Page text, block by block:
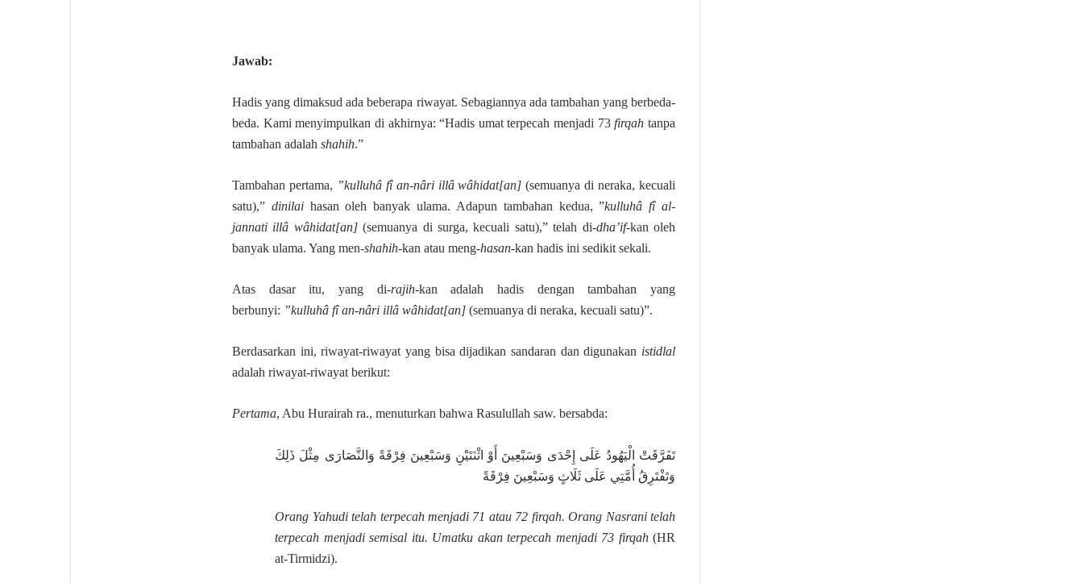
Jawab:
Hadis yang dimaksud ada beberapa riwayat. Sebagiannya ada tambahan yang berbeda-
beda. Kami menyimpulkan di akhirnya: “Hadis umat terpecah menjadi 73firqah tanpa
tambahan adalah shahih.”
Tambahan pertama, ”kulluhâ fî an-nâri illâ wâhidat[an] (semuanya di neraka, kecuali
satu),” dinilaihasan oleh banyak ulama. Adapun tambahan kedua, ”kulluhâ fî al-
jannati illâ wâhidat[an](semuanya di surga, kecuali satu),” telah di-dha’if-kan oleh
banyak ulama. Yang men-shahih-kan atau meng-hasan-kan hadis ini sedikit sekali.
Atas dasar itu, yang di-rajih-kan adalah hadis dengan tambahan yang
berbunyi: ”kulluhâ fî an-nâri illâ wâhidat[an] (semuanya di neraka, kecuali satu)”.
Berdasarkan ini, riwayat-riwayat yang bisa dijadikan sandaran dan digunakan istidlal
adalah riwayat-riwayat berikut:
Pertama, Abu Hurairah ra., menuturkan bahwa Rasulullah saw. bersabda:
تَفَرَّقَتْ الْيَهُودُ عَلَى إِحْدَى وَسَبْعِينَ أَوْ اثْنَتَيْنِ وَسَبْعِينَ فِرْقَةً وَالنَّصَارَى مِثْلَ ذَلِكَ
وَتَفْتَرِقُ أُمَّتِي عَلَى ثَلَاثٍ وَسَبْعِينَ فِرْقَةً
Orang Yahudi telah terpecah menjadi 71 atau 72 firqah. Orang Nasrani telah
terpecah menjadi semisal itu. Umatku akan terpecah menjadi 73 firqah (HR
at-Tirmidzi).